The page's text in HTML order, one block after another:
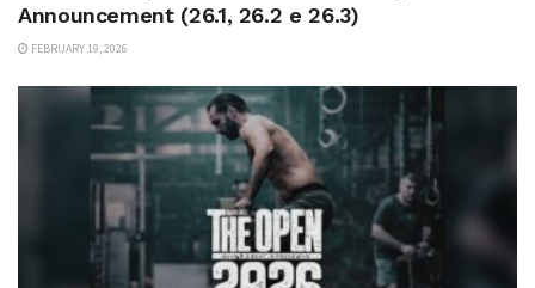
Announcement (26.1, 26.2 e 26.3)
FEBRUARY 19, 2026